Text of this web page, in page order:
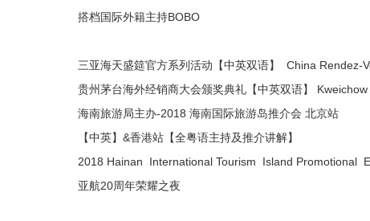
搭档国际外籍主持BOBO
三亚海天盛筵官方系列活动【中英双语】 China Rendez-
贵州茅台海外经销商大会颁奖典礼【中英双语】
海南旅游局主办-2018 海南国际旅游岛推介会 北京站
【中英】&香港站【全粤语主持及推介讲解】
2018 Hainan International Tourism Island Promotional
亚航20周年荣耀之夜